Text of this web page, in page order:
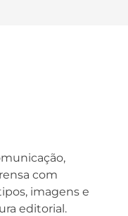
com
imagens e
editorial.